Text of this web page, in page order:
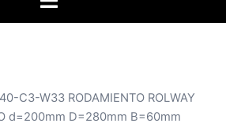
C3-W33 RODAMIENTO ROLWAY
d=200mm D=280mm B=60mm